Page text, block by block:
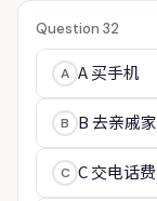
Question 32
A A 买手机
B B 去亲戚家
C C 交电话费